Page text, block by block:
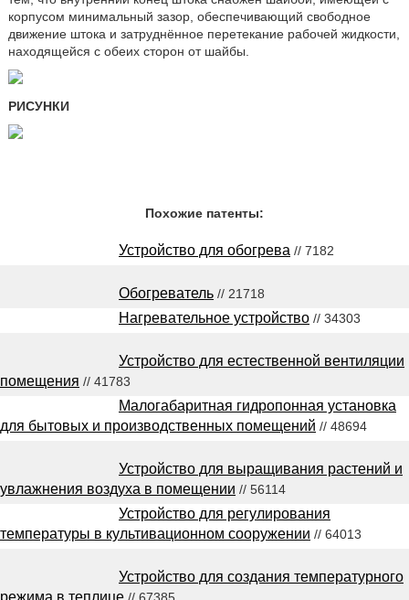
корпусом минимальный зазор, обеспечивающий свободное
движение штока и затруднённое перетекание рабочей жидкости,
находящейся с обеих сторон от шайбы.
РИСУНКИ
Похожие патенты:
Устройство для обогрева // 7182
Обогреватель // 21718
Нагревательное устройство // 34303
Устройство для естественной вентиляции
помещения // 41783
Малогабаритная гидропонная установка
для бытовых и производственных помещений // 48694
Устройство для выращивания растений и
увлажнения воздуха в помещении // 56114
Устройство для регулирования
температуры в культивационном сооружении // 64013
Устройство для создания температурного
режима в теплице